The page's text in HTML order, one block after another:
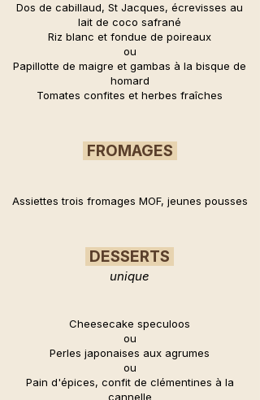
Dos de cabillaud, St Jacques, écrevisses au
lait de coco safrané
Riz blanc et fondue de poireaux
ou
Papillotte de maigre et gambas à la bisque de
homard
Tomates confites et herbes fraîches
FROMAGES
Assiettes trois fromages MOF, jeunes pousses
DESSERTS
unique
Cheesecake speculoos
ou
Perles japonaises aux agrumes
ou
Pain d'épices, confit de clémentines à la
cannelle